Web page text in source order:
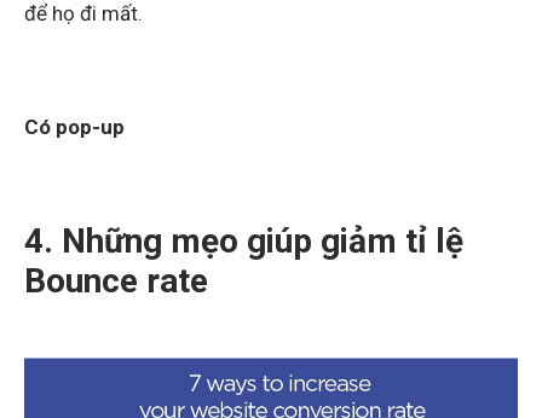
để họ đi mất.
Có pop-up
4. Những mẹo giúp giảm tỉ lệ
Bounce rate